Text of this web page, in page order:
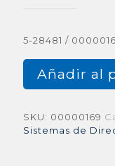
5-28481 /
Añadir al
SKU: 00000169
Sistemas de